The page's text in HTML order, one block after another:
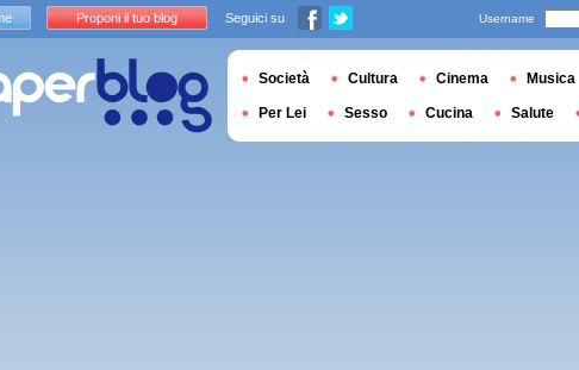
Proponi il tuo blog Seguici su Username
Società Cultura Cinema Musica
Per Lei Sesso Cucina Salute